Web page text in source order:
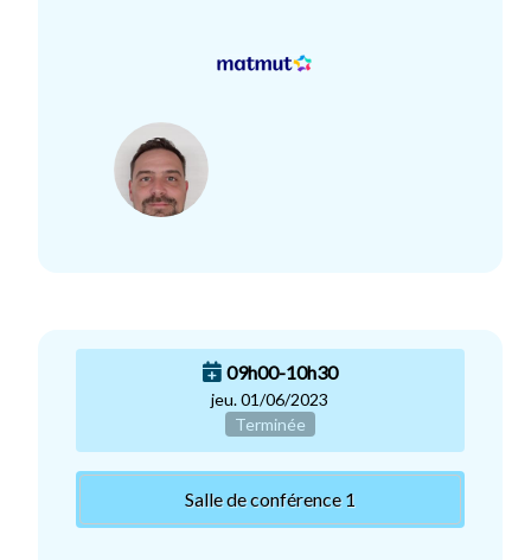
09h00-10h30
jeu. 01/06/2023
Terminée
Salle de conférence 1